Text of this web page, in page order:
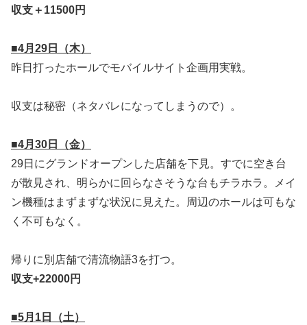
収支＋11500円
■4月29日（木）
昨日打ったホールでモバイルサイト企画用実戦。
収支は秘密（ネタバレになってしまうので）。
■4月30日（金）
29日にグランドオープンした店舗を下見。すでに空き台
が散見され、明らかに回らなさそうな台もチラホラ。メイ
ン機種はまずまずな状況に見えた。周辺のホールは可もな
く不可もなく。
帰りに別店舗で清流物語3を打つ。
収支+22000円
■5月1日（土）